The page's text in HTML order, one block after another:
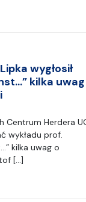
wygłosił
kilka
Centrum Herdera
wykładu prof.
kilka uwag o
[…]